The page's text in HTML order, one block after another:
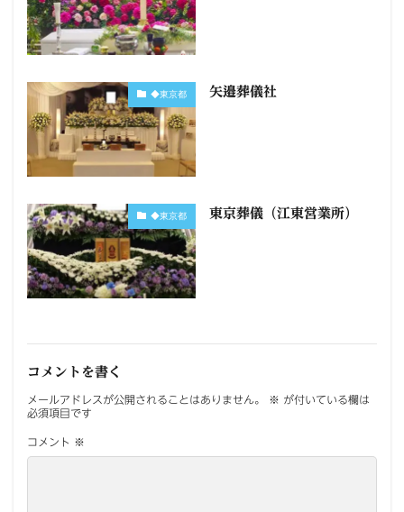
◆東京都 矢邉葬儀社
◆東京都 東京葬儀（江東営業所）
コメントを書く
メールアドレスが公開されることはありません。 ※ が付いている欄は
必須項目です
コメント ※